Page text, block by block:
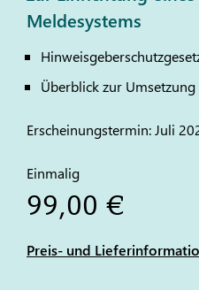
Meldesystems
Überblick zur
Erscheinungstermin: Juli
Einmalig
99,00 €
Preis- und